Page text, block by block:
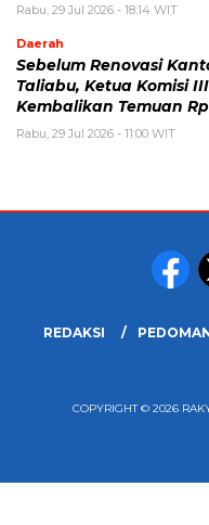
Rabu, 29 Jul 2026 - 18:14 WIT
Daerah
Sebelum Renovasi
Taliabu, Ketua Komisi
Kembalikan Temuan
Rabu, 29 Jul 2026 - 11:00 WIT
REDAKSI
COPYRIGHT © 2026